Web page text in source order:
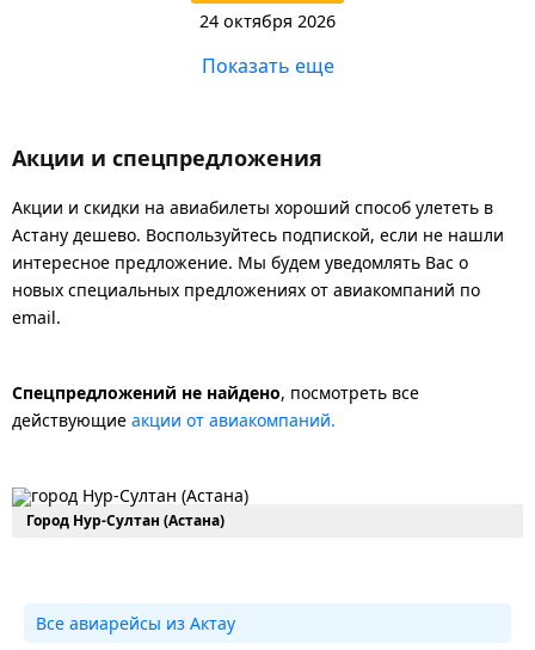
24 октября 2026
Показать еще
Акции и спецпредложения
Акции и скидки на авиабилеты хороший способ улететь в
Астану дешево. Воспользуйтесь подпиской, если не нашли
интересное предложение. Мы будем уведомлять Вас о
новых специальных предложениях от авиакомпаний по
email.
Спецпредложений не найдено, посмотреть все
действующие акции от авиакомпаний.
Город Нур-Султан (Астана)
Все авиарейсы из Актау